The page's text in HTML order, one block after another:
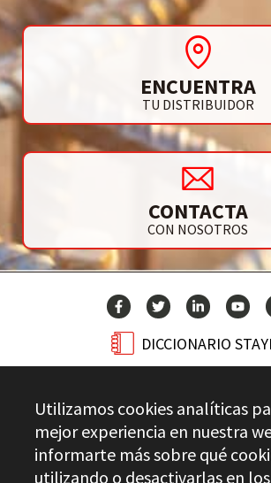
ENCUENTRA
TU DISTRIBUIDOR
CONTACTA
CON NOSOTROS
DICCIONARIO
CONTACTO
Utilizamos cookies analíticas
mejor experiencia en nuestra
informarte más sobre qué
utilizando o desactivarlas en los